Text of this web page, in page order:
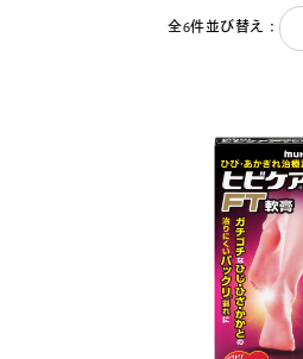
全6件並び替え：